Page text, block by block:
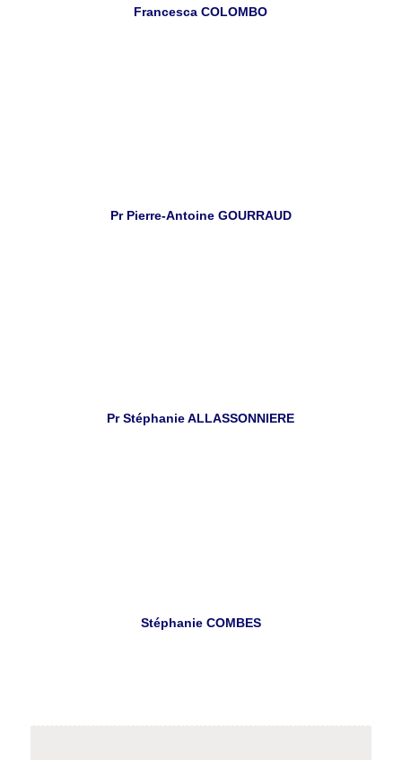
Francesca COLOMBO
Pr Pierre-Antoine GOURRAUD
Pr Stéphanie ALLASSONNIERE
Stéphanie COMBES